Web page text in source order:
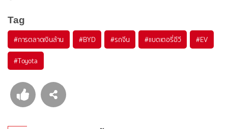
Tag
#การตลาดเงินล้าน #BYD #รถจีน #แบตเตอรี่อีวี #EV
#Toyota